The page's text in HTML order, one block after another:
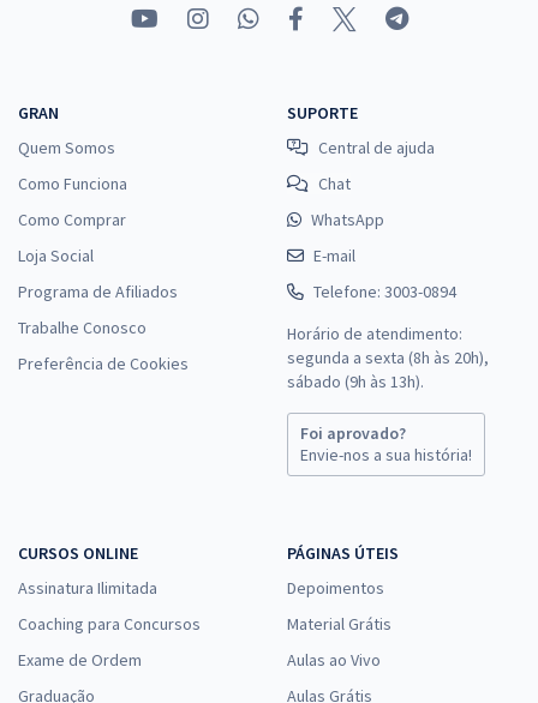
GRAN
Quem Somos
Como Funciona
Como Comprar
Loja Social
Programa de Afiliados
Trabalhe Conosco
Preferência de Cookies
SUPORTE
Central de ajuda
Chat
WhatsApp
E-mail
Telefone: 3003-0894
Horário de atendimento:
segunda a sexta (8h às 20h),
sábado (9h às 13h).
Foi aprovado?
Envie-nos a sua história!
CURSOS ONLINE
Assinatura Ilimitada
Coaching para Concursos
Exame de Ordem
Graduação
PÁGINAS ÚTEIS
Depoimentos
Material Grátis
Aulas ao Vivo
Aulas Grátis